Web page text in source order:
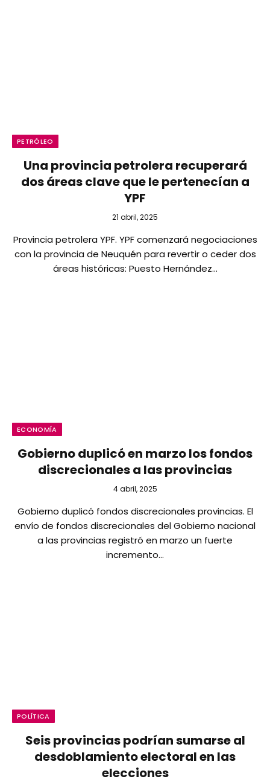
PETRÓLEO
Una provincia petrolera recuperará
dos áreas clave que le pertenecían a
YPF
21 abril, 2025
Provincia petrolera YPF. YPF comenzará negociaciones
con la provincia de Neuquén para revertir o ceder dos
áreas históricas: Puesto Hernández…
ECONOMÍA
Gobierno duplicó en marzo los fondos
discrecionales a las provincias
4 abril, 2025
Gobierno duplicó fondos discrecionales provincias. El
envío de fondos discrecionales del Gobierno nacional
a las provincias registró en marzo un fuerte
incremento…
POLÍTICA
Seis provincias podrían sumarse al
desdoblamiento electoral en las
elecciones